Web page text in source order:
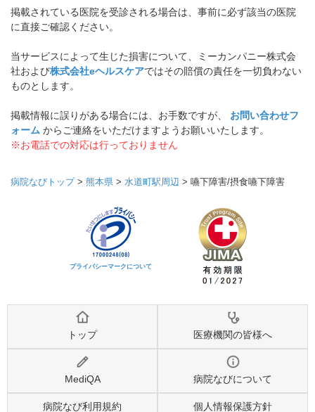
掲載されている医院を受診される場合は、事前に必ず該当の医院
に直接ご確認ください。
当サービスによって生じた損害について、ミーカンパニー株式会
社および株式会社eヘルスケアではその賠償の責任を一切負わない
ものとします。
掲載情報に誤りがある場合には、お手数ですが、 お問い合わせフ
ォーム からご連絡をいただけますようお願いいたします。
※お電話での対応は行っておりません
病院なびトップ> 熊本県 > 水道町駅周辺 > 嚥下障害/摂食嚥下障害
プライバシーマークについて
トップ 医療機関の皆様へ
MediQA 病院なびについて
病院なび利用規約 個人情報保護方針